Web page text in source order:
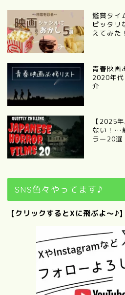
鑑賞タイ
ピッタリ
えてみた！
青春映画
2020年
介
【2025
ない！…
ラー20選
SNS色々やってます♪
【クリックするとXに飛ぶよ～♪】